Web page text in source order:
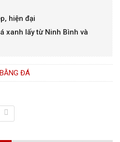
hiện đại
xanh lấy từ Ninh Bình và
ĐÁ